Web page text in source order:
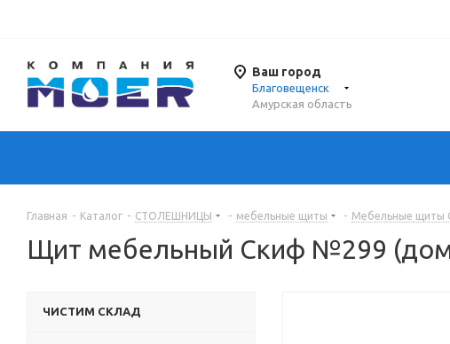
Ваш город
Благовещенск
Амурская область
Главная - Каталог - СТОЛЕШНИЦЫ - мебельные щиты - Мебельные щиты
Щит мебельный Скиф №299
ЧИСТИМ СКЛАД